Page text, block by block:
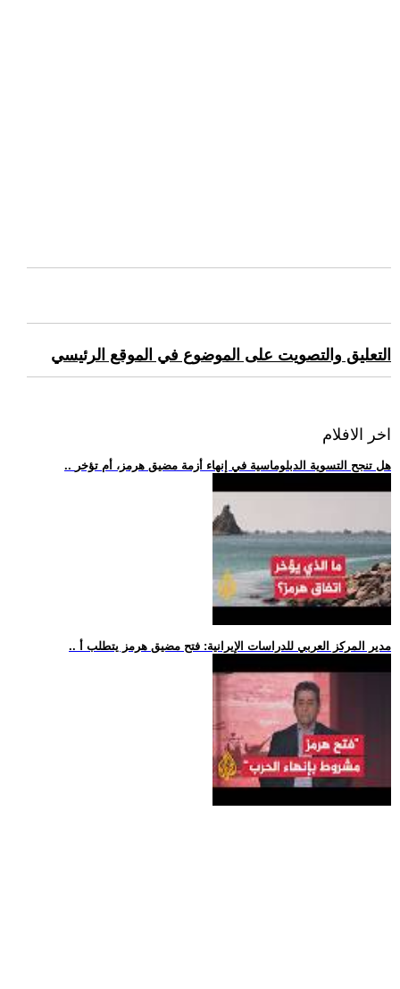
التعليق والتصويت على الموضوع في الموقع الرئيسي
اخر الافلام
.. هل تنجح التسوية الدبلوماسية في إنهاء أزمة مضيق هرمز، أم تؤخر
.. مدير المركز العربي للدراسات الإيرانية: فتح مضيق هرمز يتطلب أ